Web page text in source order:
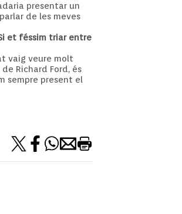
presentar un
de les meves
et féssim triar entre
vaig veure molt
Richard Ford, és
sempre present el